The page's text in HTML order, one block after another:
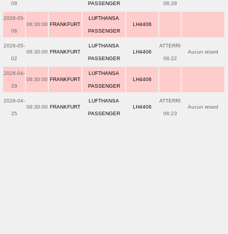
09 PASSENGER 06:28
2026-05-
06
06:30:00 FRANKFURT
LUFTHANSA
PASSENGER
LH4406
2026-05-
02
06:30:00 FRANKFURT
LUFTHANSA
PASSENGER
LH4406
ATTERRI
06:22
Aucun retard
2026-04-
29
06:30:00 FRANKFURT
LUFTHANSA
PASSENGER
LH4406
2026-04-
25
06:30:00 FRANKFURT
LUFTHANSA
PASSENGER
LH4406
ATTERRI
06:23
Aucun retard